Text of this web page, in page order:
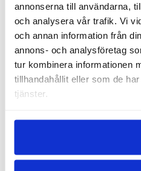
annonserna till användarna,
och analysera vår trafik. Vi
och annan information från
annons- och analysföretag
tur kombinera informationen
tillhandahållit eller som de
tjänster.
SEBASTIAN BACKMAN
Monika
vunnit
2025!